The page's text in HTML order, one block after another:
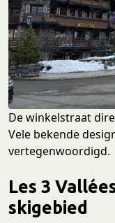
De winkelstraat
Vele bekende
vertegenwoordigd.
Les 3
skigebied